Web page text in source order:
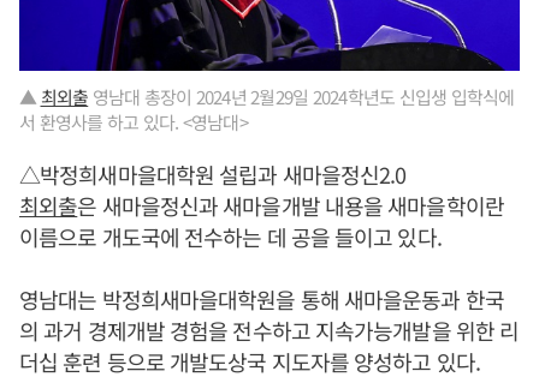
▲ 최외출 영남대 총장이 2024년 2월29일 2024학년도 신입생 입학식에
서 환영사를 하고 있다. <영남대>
△박정희새마을대학원 설립과 새마을정신2.0
최외출은 새마을정신과 새마을개발 내용을 새마을학이란
이름으로 개도국에 전수하는 데 공을 들이고 있다.
영남대는 박정희새마을대학원을 통해 새마을운동과 한국
의 과거 경제개발 경험을 전수하고 지속가능개발을 위한 리
더십 훈련 등으로 개발도상국 지도자를 양성하고 있다.